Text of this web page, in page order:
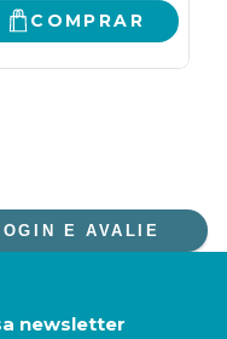
COMPRAR
E AVALIE
newsletter